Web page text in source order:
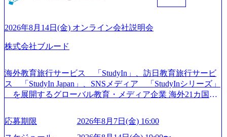
や各種プロジェクトマネジメント、最先端テクノロジーの
をデザインする」というビジョンを掲げ、クライアント目
いることは何かを追究し、本当に価値のある成果を提供し
の736名（2024年1月）に到達。上場を目指し、さらに採用
のスピードを上げている。 人にフォーカスをして急成長す
る唯一無二のコンサルティングファーム【株式会社ノース
サンド 執行役員新山氏、庄司氏インタビュー】 (https://my-vi
2015年に設立され、前年比205%の売上成長を遂げるなど、
急速な成長を遂げている。 ​ 新規事業立案から業務改革、IT
2026年8月14日(金) オンライン会社説明会
株式会社ブルード
海外教育旅行サービス 「StudyIn」、訪日教育旅行サービ
ス 「StudyIn Japan」、SNSメディア 「StudyInシリーズ」
を展開するグローバル教育・メディア企業 海外21カ国と
育支援サービスを提供している 動画メディア事業を基盤と
して、留学支援・訪日教育旅行・SNSマーケティング事業
応募期限
2026年8月7日(金) 16:00